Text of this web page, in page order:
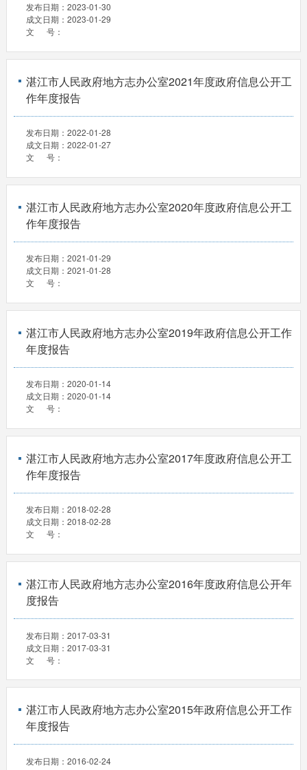
发布日期： 2023-01-30
成文日期： 2023-01-29
文 号：
湛江市人民政府地方志办公室2021年度政府信息公开工
作年度报告
发布日期： 2022-01-28
成文日期： 2022-01-27
文 号：
湛江市人民政府地方志办公室2020年度政府信息公开工
作年度报告
发布日期： 2021-01-29
成文日期： 2021-01-28
文 号：
湛江市人民政府地方志办公室2019年政府信息公开工作
年度报告
发布日期： 2020-01-14
成文日期： 2020-01-14
文 号：
湛江市人民政府地方志办公室2017年度政府信息公开工
作年度报告
发布日期： 2018-02-28
成文日期： 2018-02-28
文 号：
湛江市人民政府地方志办公室2016年度政府信息公开年
度报告
发布日期： 2017-03-31
成文日期： 2017-03-31
文 号：
湛江市人民政府地方志办公室2015年政府信息公开工作
年度报告
发布日期： 2016-02-24